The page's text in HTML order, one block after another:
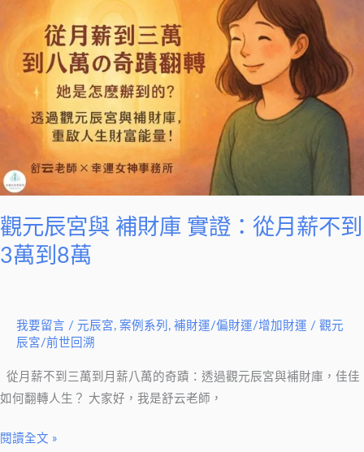
觀元辰宮與 補財庫 實證：從月薪不到
3萬到8萬
我要留言 / 元辰宮, 案例系列 , 補財運/偏財運/增加財運 / 觀元
辰宮/前世回溯
從月薪不到三萬到月薪八萬的奇蹟：透過觀元辰宮與補財庫，佳佳
如何翻轉人生？ 大家好，我是舒云老師，
從
薪
不
萬
閱讀全文 »